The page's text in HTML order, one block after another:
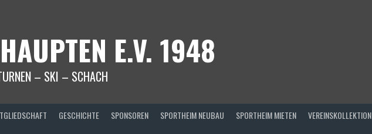
E.V. 1948
– SKI – SCHACH
GESCHICHTE SPONSOREN SPORTHEIM NEUBAU SPORTHEIM MIETEN VEREINSKOLLEKTION